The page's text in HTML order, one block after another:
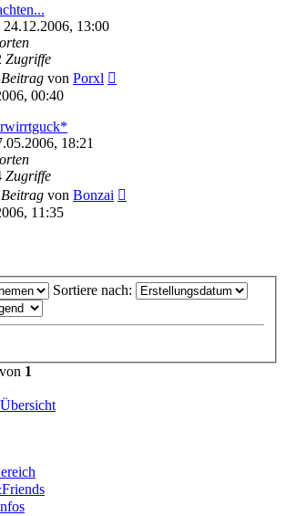
24.12.2006, 13:00
Zugriffe
von Porxl
00:40
18:21
Zugriffe
von Bonzai
11:35
Sortiere nach:
von 1